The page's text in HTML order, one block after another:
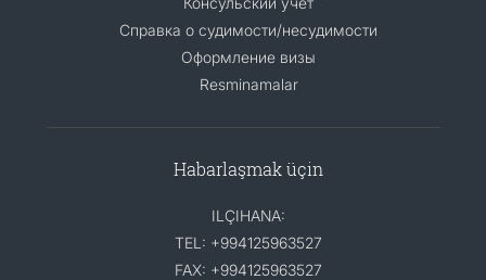
Справка о судимости/несудимости
Оформление визы
Resminamalar
Habarlaşmak üçin
ILÇIHANA:
TEL: +994125963527
FAX: +994125963527